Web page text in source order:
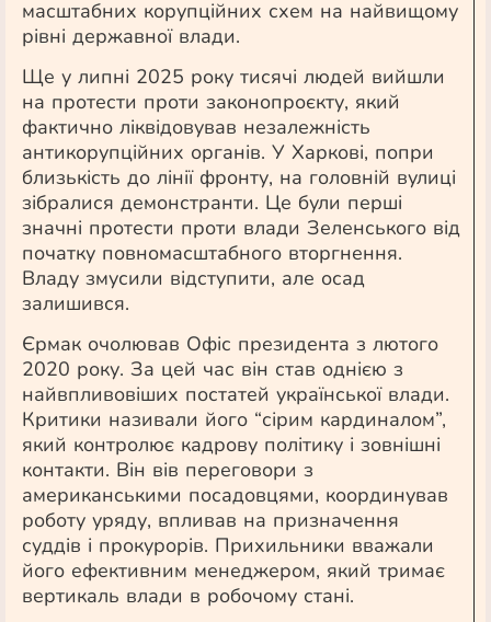
масштабних корупційних схем на найвищому
рівні державної влади.
Ще у липні 2025 року тисячі людей вийшли
на протести проти законопроєкту, який
фактично ліквідовував незалежність
антикорупційних органів. У Харкові, попри
близькість до лінії фронту, на головній вулиці
зібралися демонстранти. Це були перші
значні протести проти влади Зеленського від
початку повномасштабного вторгнення.
Владу змусили відступити, але осад
залишився.
Єрмак очолював Офіс президента з лютого
2020 року. За цей час він став однією з
найвпливовіших постатей української влади.
Критики називали його “сірим кардиналом”,
який контролює кадрову політику і зовнішні
контакти. Він вів переговори з
американськими посадовцями, координував
роботу уряду, впливав на призначення
суддів і прокурорів. Прихильники вважали
його ефективним менеджером, який тримає
вертикаль влади в робочому стані.